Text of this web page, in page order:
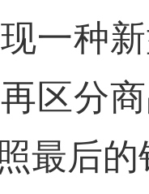
一种
区分
最后